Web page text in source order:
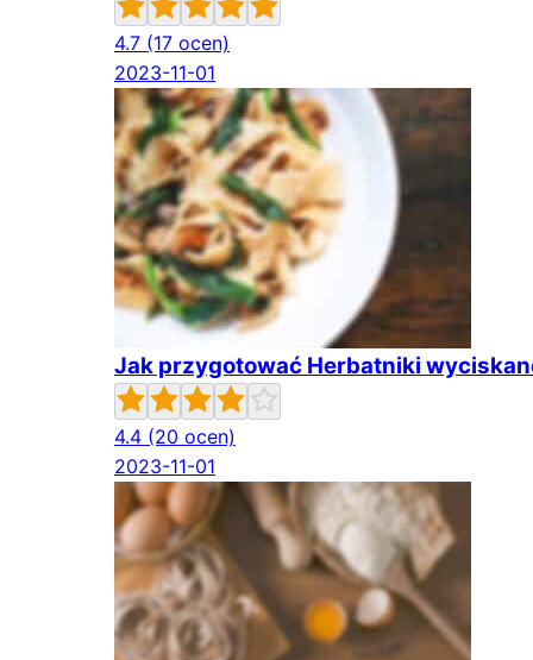
4.7 (17 ocen)
2023-11-01
Jak przygotować Herbatniki
4.4 (20 ocen)
2023-11-01